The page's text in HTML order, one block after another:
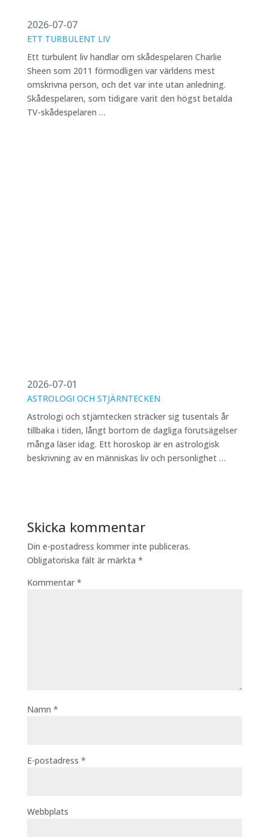
2026-07-07
ETT TURBULENT LIV
Ett turbulent liv handlar om skådespelaren Charlie
Sheen som 2011 förmodligen var världens mest
omskrivna person, och det var inte utan anledning.
Skådespelaren, som tidigare varit den högst betalda
TV-skådespelaren …
2026-07-01
ASTROLOGI OCH STJÄRNTECKEN
Astrologi och stjärntecken sträcker sig tusentals år
tillbaka i tiden, långt bortom de dagliga förutsägelser
många läser idag. Ett horoskop är en astrologisk
beskrivning av en människas liv och personlighet …
Skicka kommentar
Din e-postadress kommer inte publiceras.
Obligatoriska fält är märkta *
Kommentar *
Namn *
E-postadress *
Webbplats